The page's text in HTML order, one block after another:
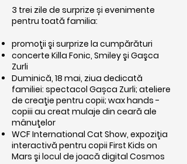
3 trei zile de surprize și evenimente
pentru toată familia:
promoţii şi surprize la cumpărături
concerte Killa Fonic, Smiley şi Gaşca
Zurli
Duminică, 18 mai, ziua dedicată
familiei: spectacol Gașca Zurli; ateliere
de creaţie pentru copii; wax hands -
copiii au creat mulaje din ceară ale
mânuţelor
WCF International Cat Show, expoziţia
interactivă pentru copii First Kids on
Mars şi locul de joacă digital Cosmos